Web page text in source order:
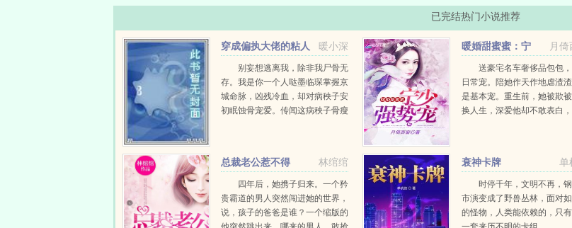
已完结热门小说推荐
暖小深
穿成偏执大佬的粘人
别妄想逃离我，除非我尸骨无
存。我是你一个人哒墨临琛掌握京
城命脉，凶残冷血，却对病秧子安
初眠蚀骨宠爱。传闻这病秧子骨瘦
人...
月倚
暖婚甜蜜蜜：宁
少，强势宠
送豪宅名车奢侈品包包
日常宠。陪她作天作地虐渣
是基本宠。重生前，她被欺
换人生，深爱他却不敢表白
矣！...
林绾绾
总裁老公惹不得
四年后，她携子归来。一个矜
贵霸道的男人突然闯进她的世界，
说，孩子的爸爸是谁？一个缩版的
单
衰神卡牌
时停千年，文明不再，
市演变成了野兽丛林，面对
的怪物，人类能依赖的，只